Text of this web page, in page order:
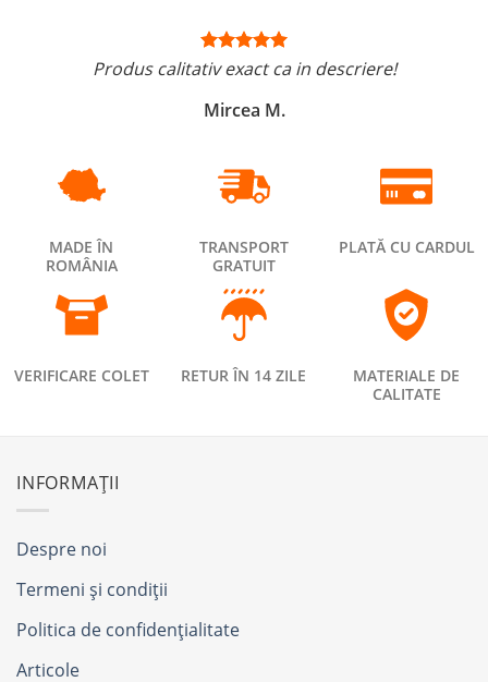
Produs calitativ exact ca in descriere!
Mircea M.
MADE ÎN
ROMÂNIA
TRANSPORT
GRATUIT
PLATĂ CU CARDUL
VERIFICARE COLET RETUR ÎN 14 ZILE
MATERIALE DE
CALITATE
INFORMAȚII
Despre noi
Termeni și condiții
Politica de confidențialitate
Articole